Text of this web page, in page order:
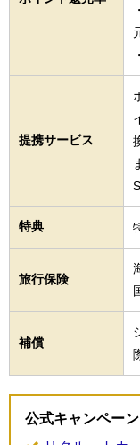
提携サービス
特典
旅行保険
補償
公式キャンペーン